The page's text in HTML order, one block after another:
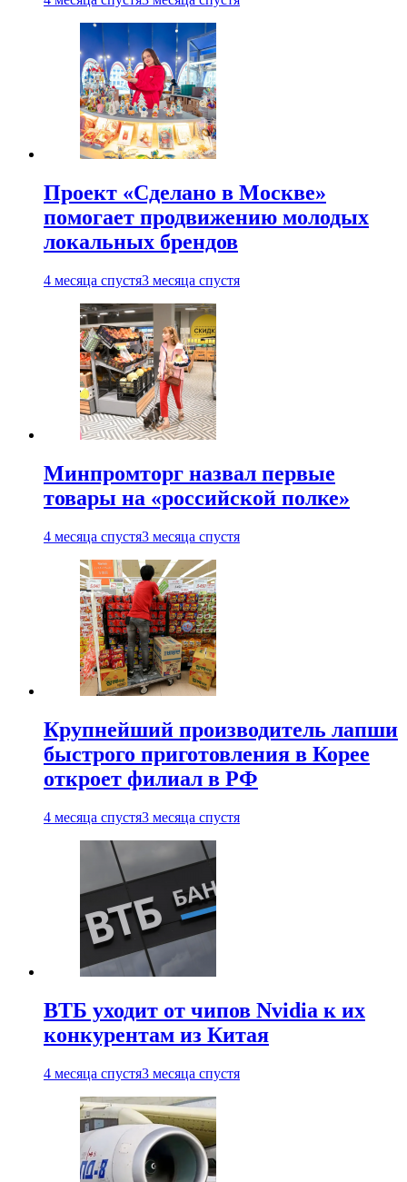
Проект «Сделано в Москве»
помогает продвижению молодых
локальных брендов
4 месяца спустя3 месяца спустя
Минпромторг назвал первые
товары на «российской полке»
4 месяца спустя3 месяца спустя
Крупнейший производитель лапши
быстрого приготовления в Корее
откроет филиал в РФ
4 месяца спустя3 месяца спустя
ВТБ уходит от чипов Nvidia к их
конкурентам из Китая
4 месяца спустя3 месяца спустя